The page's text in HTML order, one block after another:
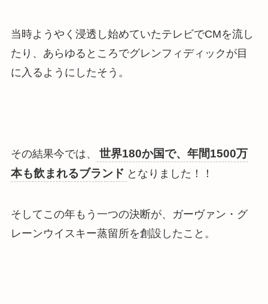
当時ようやく浸透し始めていたテレビでCMを流し
たり、あらゆるところでグレンフィディックが目
に入るようにしたそう。
その結果今では、
世界180か国で、年間1500万
本も飲まれるブランド となりました！！
そしてこの年もう一つの決断が、ガーヴァン・グ
レーンウイスキー蒸留所を創設したこと。